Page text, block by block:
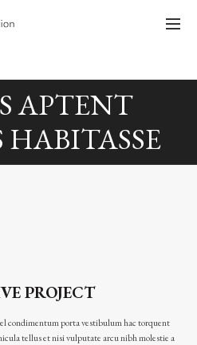
APTENT
HABITASSE
PROJECT
condimentum porta vestibulum hac torquent
tellus et nisi vulputate arcu nibh molestie a